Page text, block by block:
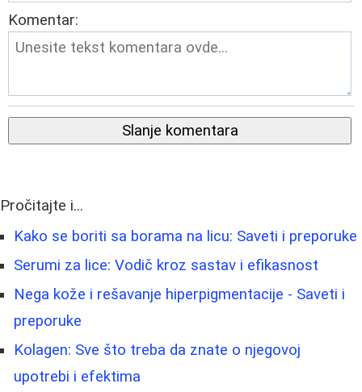
Komentar:
Slanje komentara
Pročitajte i...
Kako se boriti sa borama na licu: Saveti i preporuke
Serumi za lice: Vodič kroz sastav i efikasnost
Nega kože i rešavanje hiperpigmentacije - Saveti i
preporuke
Kolagen: Sve što treba da znate o njegovoj
upotrebi i efektima